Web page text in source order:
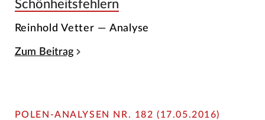
Schönheitsfehlern
Reinhold Vetter — Analyse
Zum Beitrag
POLEN-ANALYSEN NR. 182 (17.05.2016)